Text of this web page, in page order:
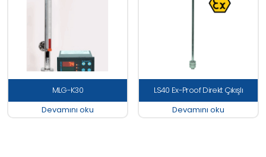
MLG-K30
Devamını oku
LS40 Ex-Proof Direkt Çıkışlı
Devamını oku